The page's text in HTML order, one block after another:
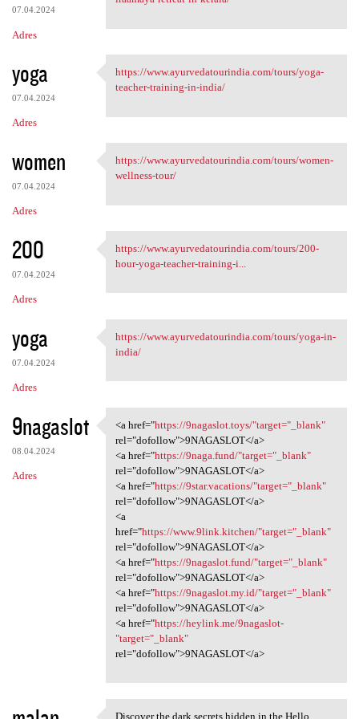
07.04.2024
Adres
yoga
07.04.2024
Adres
https://www.ayurvedatourindia
https://www.ayurvedatourindia.com/tours/yoga-
teacher-training-in-india/
women
07.04.2024
Adres
https://www.ayurvedatourindia
https://www.ayurvedatourindia.com/tours/women-
wellness-tour/
200
07.04.2024
Adres
https://www.ayurvedatourindia
https://www.ayurvedatourindia.com/tours/200-
hour-yoga-teacher-training-i...
yoga
07.04.2024
Adres
https://www.ayurvedatourindia
https://www.ayurvedatourindia.com/tours/yoga-in-
india/
9nagaslot
08.04.2024
Adres
<a href="https://9nagaslot
<a href="https://9nagaslot.toys/"target="_blank"
rel="dofollow">9NAGASLOT</a>
<a href="https://9naga.fund/"target="_blank"
rel="dofollow">9NAGASLOT</a>
<a href="https://9star.vacations/"target="_blank"
rel="dofollow">9NAGASLOT</a>
<a
href="https://www.9link.kitchen/"target="_blank"
rel="dofollow">9NAGASLOT</a>
<a href="https://9nagaslot.fund/"target="_blank"
rel="dofollow">9NAGASLOT</a>
<a href="https://9nagaslot.my.id/"target="_blank"
rel="dofollow">9NAGASLOT</a>
<a href="https://heylink.me/9nagaslot-
"target="_blank"
rel="dofollow">9NAGASLOT</a>
Discover the dark secrets hidden in the Hello